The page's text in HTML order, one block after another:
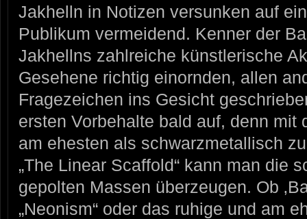
Jakhelln in Notizen versunken auf
Publikum vermeidend. Kenner der
Jakhellns zahlreiche künstlerische
Gesehene richtig einornden, allen
Fragezeichen ins Gesicht
ersten Vorbehalte bald auf, denn mit
am ehesten als schwarzmetallisch
„The Linear Scaffold“ kann man die
gepolten Massen überzeugen. Ob
„Neonism“ oder das ruhige und am